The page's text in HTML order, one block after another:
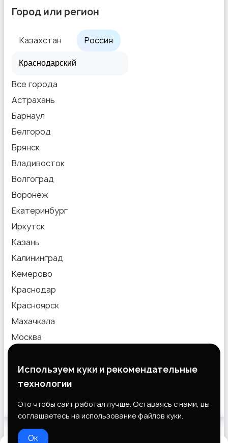
Используем куки и рекомендательные
технологии
Это чтобы сайт работал лучше. Оставаясь с нами, вы
соглашаетесь на использование файлов куки.
Ок
Город или регион
Казахстан Россия
Все города
Астрахань
Барнаул
Белгород
Брянск
Владивосток
Волгоград
Воронеж
Екатеринбург
Иркутск
Казань
Калининград
Кемерово
Краснодар
Красноярск
Махачкала
Москва
Новосибирск
Омск
Пермь